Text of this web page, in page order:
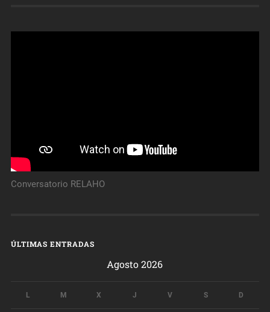
Conversatorio RELAHO
ÚLTIMAS ENTRADAS
Agosto 2026
L M X J V S D